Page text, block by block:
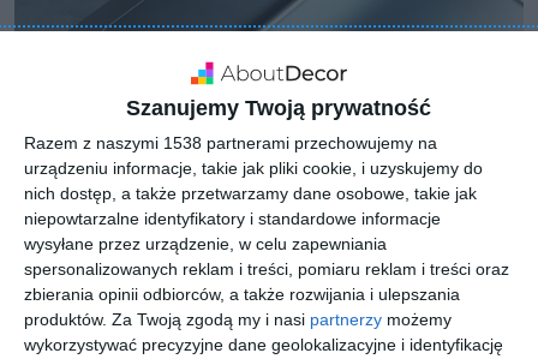
Szanujemy Twoją prywatność
Razem z naszymi 1538 partnerami przechowujemy na
urządzeniu informacje, takie jak pliki cookie, i uzyskujemy do
nich dostęp, a także przetwarzamy dane osobowe, takie jak
niepowtarzalne identyfikatory i standardowe informacje
wysyłane przez urządzenie, w celu zapewniania
spersonalizowanych reklam i treści, pomiaru reklam i treści oraz
zbierania opinii odbiorców, a także rozwijania i ulepszania
produktów. Za Twoją zgodą my i nasi partnerzy możemy
wykorzystywać precyzyjne dane geolokalizacyjne i identyfikację